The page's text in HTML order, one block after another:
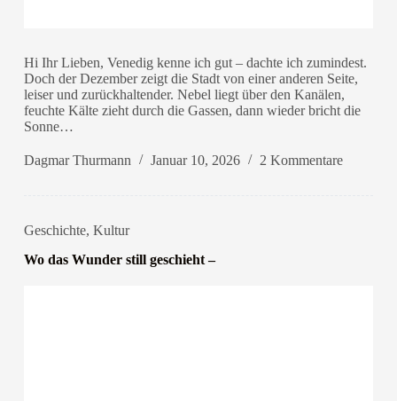
Hi Ihr Lieben, Venedig kenne ich gut – dachte ich zumindest.
Doch der Dezember zeigt die Stadt von einer anderen Seite,
leiser und zurückhaltender. Nebel liegt über den Kanälen,
feuchte Kälte zieht durch die Gassen, dann wieder bricht die
Sonne…
Dagmar Thurmann Januar 10, 2026 2 Kommentare
Geschichte, Kultur
Wo das Wunder still geschieht –